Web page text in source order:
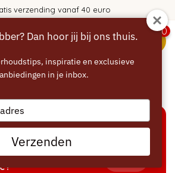
verzending vanaf 40 euro
0
passen bij mijn
Dan hoor jij bij ons thuis.
inspiratie en exclusieve
in je inbox.
Verzenden